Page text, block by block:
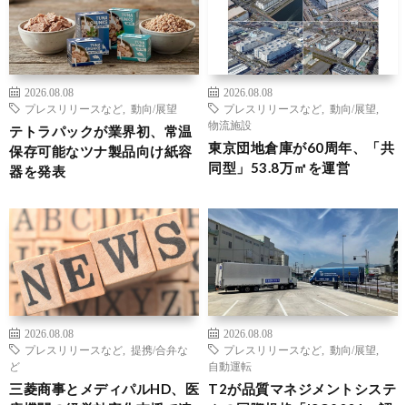
2026.08.08
プレスリリースなど
動向/展望
テトラパックが業界初、常温
保存可能なツナ製品向け紙容
器を発表
2026.08.08
プレスリリースなど
動向/展望
物流施設
東京団地倉庫が60周年、「共
同型」53.8万㎡を運営
2026.08.08
プレスリリースなど
提携/合弁な
ど
三菱商事とメディパルHD、医
2026.08.08
プレスリリースなど
動向/展望
自動運転
T2が品質マネジメントシステ